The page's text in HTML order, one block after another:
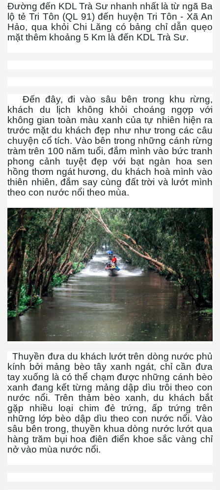
Đường đến KDL Trà Sư nhanh nhất là từ ngã Ba
lộ tẻ Tri Tôn (QL 91) đến huyện Tri Tôn - Xã An
Hảo, qua khỏi Chi Lăng có bảng chỉ dẫn quẹo
mặt thêm khoảng 5 Km là đến KDL Trà Sư.
Đến đây, đi vào sâu bên trong khu rừng,
khách du lịch không khỏi choáng ngợp với
không gian toàn màu xanh của tự nhiên hiện ra
trước mặt du khách đẹp như như trong các câu
chuyện cổ tích. Vào bên trong những cánh rừng
tràm trên 100 năm tuổi, đắm mình vào bức tranh
phong cảnh tuyệt đẹp với bạt ngàn hoa sen
hồng thơm ngát hương, du khách hoà mình vào
thiên nhiên, đắm say cùng đất trời và lướt mình
theo con nước nổi theo mùa.
Thuyền đưa du khách lướt trên dòng nước phủ
kính bởi mảng bèo tây xanh ngát, chỉ cần đưa
tay xuống là có thể chạm được những cánh bèo
xanh đang kết từng mảng dập dìu trôi theo con
nước nổi. Trên thảm bèo xanh, du khách bắt
gặp nhiều loại chim đẻ trứng, ấp trứng trên
những lớp bèo dập dìu theo con nước nổi. Vào
sâu bên trong, thuyền khua dòng nước lướt qua
hàng trăm bụi hoa điên điển khoe sắc vàng chỉ
nở vào mùa nước nổi.
2
nay
17
MPM 3
18.
19
20
21
22